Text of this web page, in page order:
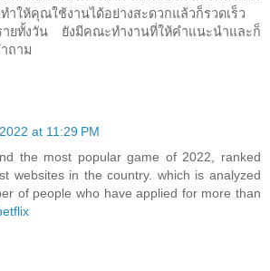
ำให้คุณใช้งานได้อย่างสะดวกแล้วก็รวดเร็ว
ายทั้งวัน ยังมีคณะทำงานที่ให้คำแนะนำและก็
ถาม
at 11:29 PM
the most popular game of 2022, ranked
websites in the country. which is analyzed
of people who have applied for more than